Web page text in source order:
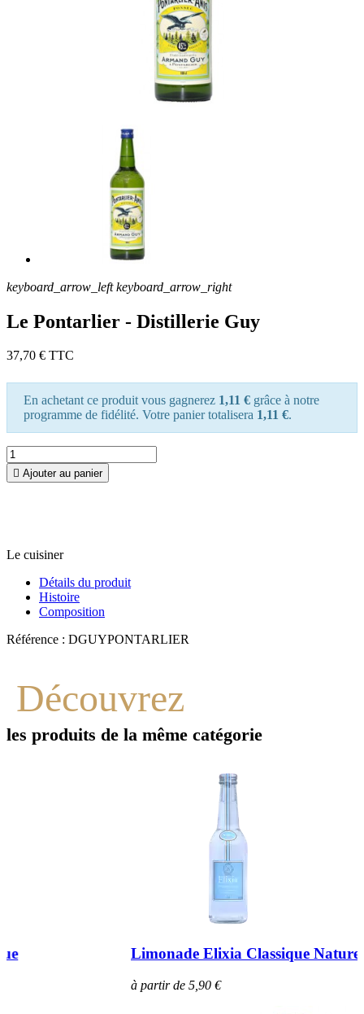
keyboard_arrow_left keyboard_arrow_right
Le Pontarlier - Distillerie Guy
37,70 € TTC
En achetant ce produit vous gagnerez 1,11 € grâce à notre
programme de fidélité. Votre panier totalisera 1,11 €.
 Ajouter au panier
Le cuisiner
Détails du produit
Histoire
Composition
Référence : DGUYPONTARLIER
Découvrez
les produits de la même catégorie
Limonade Elixia Classique Nature